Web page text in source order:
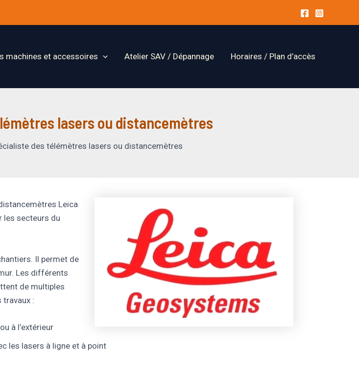
machines et accessoires Atelier SAV / Dépannage Horaires / Plan d’accès
lasers ou distancemètres
des télémètres lasers ou distancemètres
Leica
les secteurs du
Il permet de
Les différents
de multiples
:
à l’extérieur
les lasers à ligne et à point